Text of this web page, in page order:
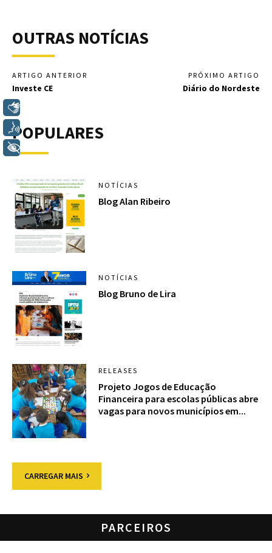
OUTRAS NOTÍCIAS
ARTIGO ANTERIOR
Investe CE
PRÓXIMO ARTIGO
Diário do Nordeste
POPULARES
NOTÍCIAS
Blog Alan Ribeiro
NOTÍCIAS
Blog Bruno de Lira
RELEASES
Projeto Jogos de Educação
Financeira para escolas públicas abre
vagas para novos municípios em...
CARREGAR MAIS
PARCEIROS
Voz